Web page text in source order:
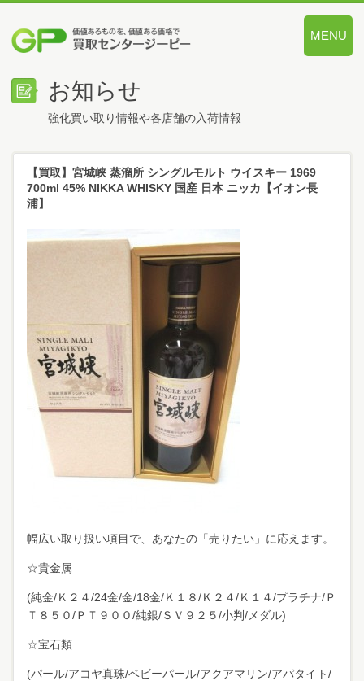
MENU
お知らせ
強化買い取り情報や各店舗の入荷情報
【買取】宮城峡 蒸溜所 シングルモルト ウイスキー 1969
700ml 45% NIKKA WHISKY 国産 日本 ニッカ【イオン長
浦】
幅広い取り扱い項目で、あなたの「売りたい」に応えます。
☆貴金属
(純金/Ｋ２４/24金/金/18金/Ｋ１８/Ｋ２４/Ｋ１４/プラチナ/Ｐ
Ｔ８５０/ＰＴ９００/純銀/ＳＶ９２５/小判/メダル)
☆宝石類
(パール/アコヤ真珠/ベビーパール/アクアマリン/アパタイト/